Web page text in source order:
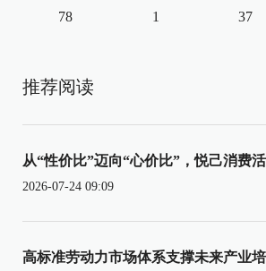
78 1 37
推荐阅读
从“性价比”迈向“心价比”，悦己消费
2026-07-24 09:09
高标准劳动力市场体系支撑未来产业